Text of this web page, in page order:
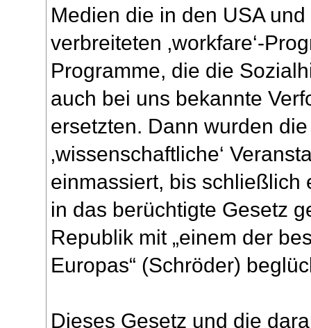
Medien die in den USA
verbreiteten ‚workfare‘-
Programme, die die
auch bei uns bekannte
ersetzten. Dann wurden
‚wissenschaftliche‘
einmassiert, bis schließlich
in das berüchtigte Gesetz
Republik mit „einem der
Europas“ (Schröder)
Dieses Gesetz und die